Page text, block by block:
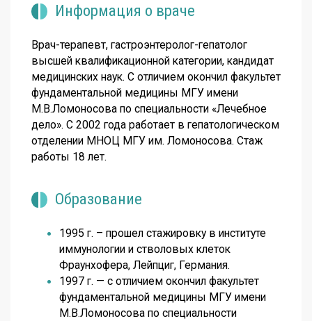
Информация о враче
Врач-терапевт, гастроэнтеролог-гепатолог
высшей квалификационной категории, кандидат
медицинских наук. С отличием окончил факультет
фундаментальной медицины МГУ имени
М.В.Ломоносова по специальности «Лечебное
дело». С 2002 года работает в гепатологическом
отделении МНОЦ МГУ им. Ломоносова. Стаж
работы 18 лет.
Образование
1995 г. – прошел стажировку в институте
иммунологии и стволовых клеток
Фраунхофера, Лейпциг, Германия.
1997 г. — с отличием окончил факультет
фундаментальной медицины МГУ имени
М.В.Ломоносова по специальности